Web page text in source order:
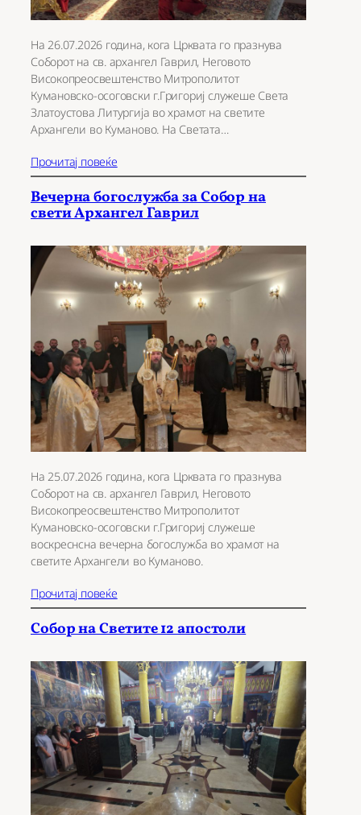
На 26.07.2026 година, кога Црквата го празнува
Соборот на св. архангел Гаврил, Неговото
Високопреосвештенство Митрополитот
Кумановско-осоговски г.Григориј служеше Света
Златоустова Литургија во храмот на светите
Архангели во Куманово. На Светата…
Прочитај повеќе
Вечерна богослужба за Собор на
свети Архангел Гаврил
На 25.07.2026 година, кога Црквата го празнува
Соборот на св. архангел Гаврил, Неговото
Високопреосвештенство Митрополитот
Кумановско-осоговски г.Григориј служеше
воскреснсна вечерна богослужба во храмот на
светите Архангели во Куманово.
Прочитај повеќе
Собор на Светите 12 апостоли